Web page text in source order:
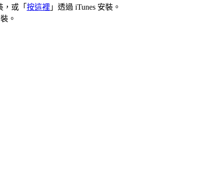
，或「 按這裡 」透過 iTunes 安裝。
。